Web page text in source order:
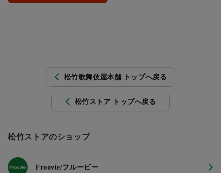
松竹歌舞伎屋本舗 トップへ戻る
松竹ストア トップへ戻る
松竹ストアのショップ
Froovie/フルービー